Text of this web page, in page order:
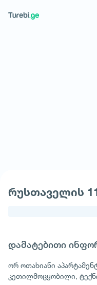
რუსთაველის
დამატებითი
ორ ოთახიანი
კეთილმოცყობილი,